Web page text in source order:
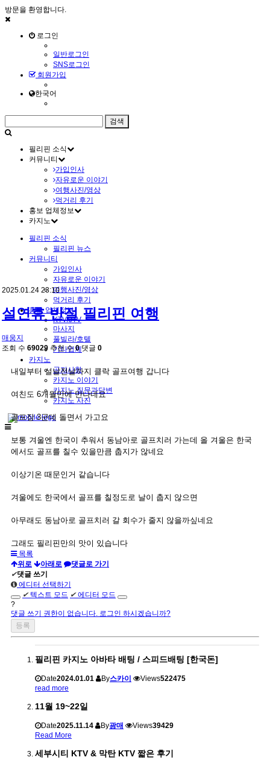
방문을 환영합니다.
로그인
일반로그인
SNS로그인
회원가입
한국어
필리핀 소식
커뮤니티
가입인사
자유로운 이야기
여행사진/영상
먹거리 후기
홍보 업체정보
카지노
필리핀 소식
필리핀 뉴스
커뮤니티
가입인사
자유로운 이야기
여행사진/영상
먹거리 후기
홍보 업체정보
KTV/JTV
마사지
풀빌라/호텔
기타업체
카지노
공지사항
카지노 이야기
카지노 질문과답변
카지노 사진
2025.01.24 23:10
설연휴 반절 필리핀 여행
매웅지
조회 수 69029 추천 수0 댓글 0
내일부터 설날전날까지 클락 골프여행 갑니다
여친도 6개월만에 만나네요
골프장 3군데 돌면서 가고요
보통 겨울엔 한국이 추워서 동남아로 골프치러 가는데 올 겨울은 한국
에서도 골프를 칠수 있을만큼 춥지가 않네요
이상기온 때문인거 같습니다
겨울에도 한국에서 골프를 칠정도로 날이 춥지 않으면
아무래도 동남아로 골프치러 갈 회수가 줄지 않을까싶네요
그래도 필리핀만의 맛이 있습니다
목록
위로
아래로
댓글로 가기
✔댓글 쓰기
에디터 선택하기
✔ 텍스트 모드 ✔에디터 모드
?
댓글 쓰기 권한이 없습니다. 로그인 하시겠습니까?
필리핀 카지노 아바타 배팅 / 스피드배팅 [한국돈]
Date2024.01.01 By스카이 Views522475
read more
11월 19~22일
Date2025.11.14 By광매 Views39429
Read More
세부시티 KTV & 막탄 KTV 짧은 후기